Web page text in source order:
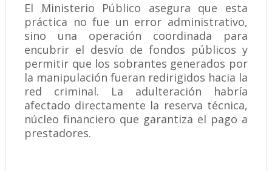
El Ministerio Público asegura que esta
práctica no fue un error administrativo,
sino una operación coordinada para
encubrir el desvío de fondos públicos y
permitir que los sobrantes generados por
la manipulación fueran redirigidos hacia la
red criminal. La adulteración habría
afectado directamente la reserva técnica,
núcleo financiero que garantiza el pago a
prestadores.